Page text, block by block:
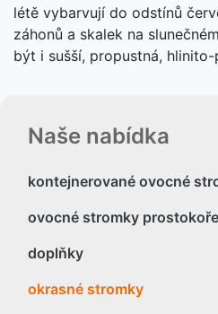
Naše nabídka
kontejnerované ovocné
ovocné stromky
doplňky
okrasné stromky
létě vybarvují do odstínů
záhonů a skalek na
být i sušší, propustná, hlinito-